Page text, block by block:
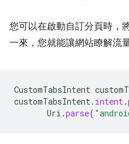
您可以在啟動自訂分頁時，
一來，您就能讓網站瞭解流
CustomTabsIntent
customTabsIntent. intent.
Uri .parse(